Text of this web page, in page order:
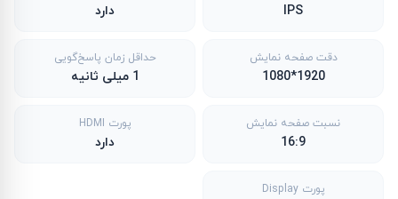
IPS دارد
دقت صفحه نمایش
1920*1080
حداقل زمان پاسخ‌گویی
1 میلی ثانیه
نسبت صفحه نمایش
16:9
پورت HDMI
دارد
پورت Display